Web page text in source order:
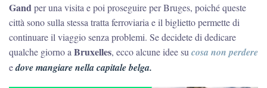
Gandper una visita e poi proseguire per Bruges, poiché queste
città sono sulla stessa tratta ferroviaria e il biglietto permette di
continuare il viaggio senza problemi. Se decidete di dedicare
qualche giorno aBruxelles, ecco alcune idee sucosa non perdere
edove mangiare nella capitale belga.